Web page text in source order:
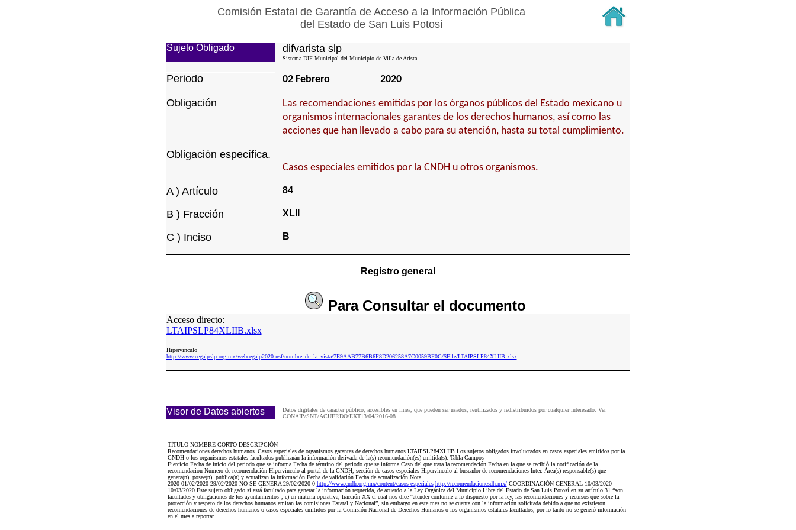
Comisión Estatal de Garantía de Acceso a la Información Pública
del Estado de San Luis Potosí
Sujeto Obligado difvarista slp
Sistema DIF Municipal del Municipio de Villa de Arista
Periodo 02 Febrero 2020
Obligación
Las recomendaciones emitidas por los órganos públicos del Estado mexicano u
organismos internacionales garantes de los derechos humanos, así como las
acciones que han llevado a cabo para su atención, hasta su total cumplimiento.
Obligación específica.
Casos especiales emitidos por la CNDH u otros organismos.
A ) Artículo 84
B ) Fracción XLII
C ) Inciso B
Registro general
Para Consultarel documento
Acceso directo:
LTAIPSLP84XLIIB.xlsx
Hipervinculo
http://www.cegaipslp.org.mx/webcegaip2020.nsf/nombre_de_la_vista/7E9AAB77B6B6F8D206258A7C0059BF0C/$File/LTAIPSLP84XLIIB.xlsx
Visor de Datos abiertos
Datos digitales de caracter público, accesibles en linea, que pueden ser usados, reutilizados y redistribuidos por cualquier interesado. Ver
CONAIP/SNT/ACUERDO/EXT13/04/2016-08
TÍTULO NOMBRE CORTO DESCRIPCIÓN
Recomendaciones derechos humanos_Casos especiales de organismos garantes de derechos humanos LTAIPSLP84XLIIB Los sujetos obligados involucrados en casos especiales emitidos por la
CNDH o los organismos estatales facultados publicarán la información derivada de la(s) recomendación(es) emitida(s). Tabla Campos
Ejercicio Fecha de inicio del periodo que se informa Fecha de término del periodo que se informa Caso del que trata la recomendación Fecha en la que se recibió la notificación de la
recomendación Número de recomendación Hipervínculo al portal de la CNDH, sección de casos especiales Hipervínculo al buscador de recomendaciones Inter. Área(s) responsable(s) que
genera(n), posee(n), publica(n) y actualizan la información Fecha de validación Fecha de actualización Nota
2020 01/02/2020 29/02/2020 NO SE GENERA 29/02/2020 0 http://www.cndh.org.mx/content/casos-especiales http://recomendacionesdh.mx/COORDINACIÓN GENERAL 10/03/2020
10/03/2020 Este sujeto obligado si está facultado para generar la información requerida, de acuerdo a la Ley Orgánica del Municipio Libre del Estado de San Luis Potosí en su artículo 31 “son
facultades y obligaciones de los ayuntamientos”, c) en materia operativa, fracción XX el cual nos dice “atender conforme a lo dispuesto por la ley, las recomendaciones y recursos que sobre la
protección y respeto de los derechos humanos emitan las comisiones Estatal y Nacional”, sin embargo en este mes no se cuenta con la información solicitada debido a que no existieron
recomendaciones de derechos humanos o casos especiales emitidos por la Comisión Nacional de Derechos Humanos o los organismos estatales facultados, por lo tanto no se generó información
en el mes a reportar.